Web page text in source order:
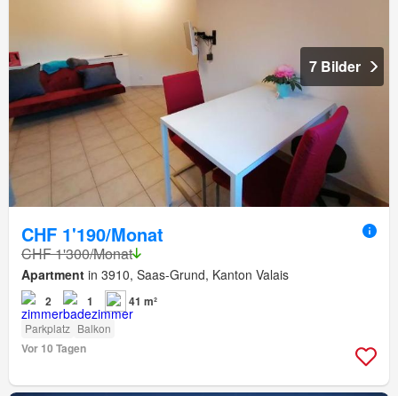
7 Bilder
CHF 1'190/Monat
CHF 1'300/Monat
Apartment in 3910, Saas-Grund, Kanton Valais
2 1 41 m²
Parkplatz Balkon
Vor 10 Tagen